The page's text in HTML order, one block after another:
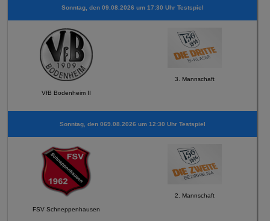
Sonntag, den 09.08.2026 um 17:30 Uhr Testspiel
VfB Bodenheim II
3. Mannschaft
Sonntag, den 069.08.2026 um 12:30 Uhr Testspiel
FSV Schneppenhausen
2. Mannschaft